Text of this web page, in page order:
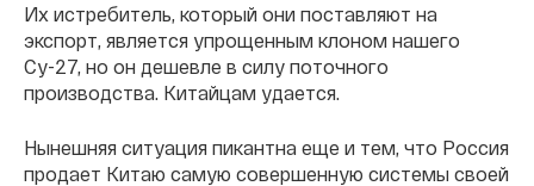
Их истребитель, который они поставляют на
экспорт, является упрощенным клоном нашего
Су-27, но он дешевле в силу поточного
производства. Китайцам удается.
Нынешняя ситуация пикантна еще и тем, что Россия
продает Китаю самую совершенную системы своей